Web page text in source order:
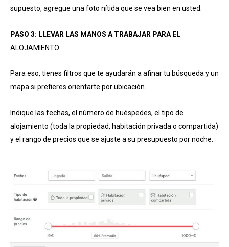
supuesto, agregue una foto nítida que se vea bien en usted.
PASO 3: LLEVAR LAS MANOS A TRABAJAR PARA EL
ALOJAMIENTO
Para eso, tienes filtros que te ayudarán a afinar tu búsqueda y un
mapa si prefieres orientarte por ubicación.
Indique las fechas, el número de huéspedes, el tipo de
alojamiento (toda la propiedad, habitación privada o compartida)
y el rango de precios que se ajuste a su presupuesto por noche.